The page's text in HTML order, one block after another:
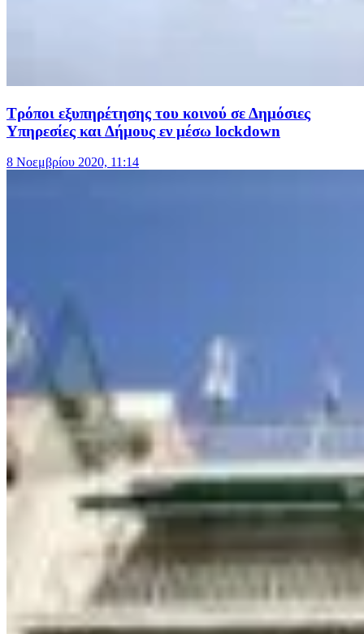
Τρόποι εξυπηρέτησης του κοινού σε Δημόσιες
Υπηρεσίες και Δήμους εν μέσω lockdown
8 Νοεμβρίου 2020, 11:14